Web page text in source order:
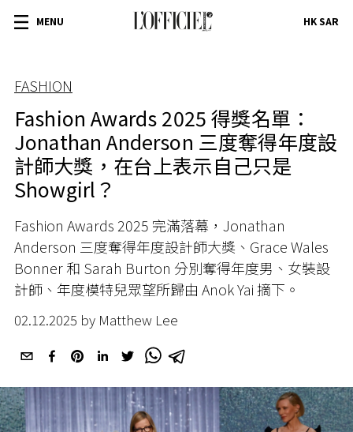
MENU HK SAR
FASHION
Fashion Awards 2025 得獎名單：
Jonathan Anderson 三度奪得年度設
計師大獎，在台上表示自己只是
Showgirl？
Fashion Awards 2025 完滿落幕，Jonathan
Anderson 三度奪得年度設計師大獎、Grace Wales
Bonner 和 Sarah Burton 分別奪得年度男、女裝設
計師、年度模特兒眾望所歸由 Anok Yai 摘下。
02.12.2025 by Matthew Lee